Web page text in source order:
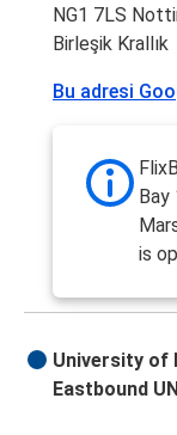
NG1 7LS
Birleşik Krallık
Bu adresi
Bay
is
University of
Eastbound